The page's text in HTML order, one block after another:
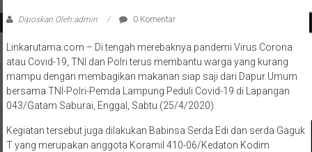
Diposkan Oleh:admin 0 Komentar
Linkarutama.com – Di tengah merebaknya pandemi Virus Corona
atau Covid-19, TNI dan Polri terus membantu warga yang kurang
mampu dengan membagikan makanan siap saji dari Dapur Umum
bersama TNI-Polri-Pemda Lampung Peduli Covid-19 di Lapangan
043/Gatam Saburai, Enggal, Sabtu (25/4/2020).
Kegiatan tersebut juga dilakukan Babinsa Serda Edi dan serda Gaguk
T yang merupakan anggota Koramil 410-06/Kedaton Kodim